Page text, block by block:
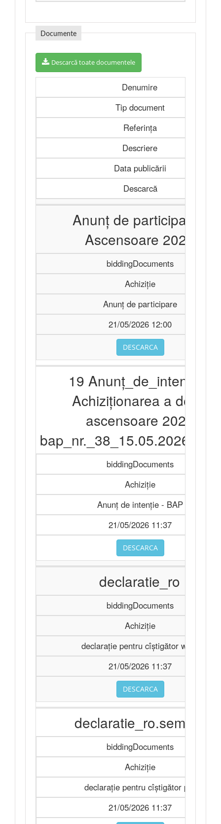
Documente
Descarcă toate documentele
Denumire
Tip document
Referința
Descriere
Data publicării
Descarcă
Anunț de participare -
Ascensoare 2026
biddingDocuments
Achiziție
Anunț de participare
21/05/2026 12:00
DESCARCA
19 Anunț_de_intenție -
Achiziționarea a două
ascensoare 2026
biddingDocuments
Achiziție
Anunț de intenție - BAP
21/05/2026 11:37
DESCARCA
declaratie_ro
biddingDocuments
Achiziție
declarație pentru cîștigător word
21/05/2026 11:37
DESCARCA
declaratie_ro.semnat
biddingDocuments
Achiziție
declarație pentru cîștigător pdf
21/05/2026 11:37